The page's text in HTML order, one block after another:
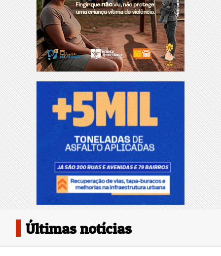
Últimas notícias